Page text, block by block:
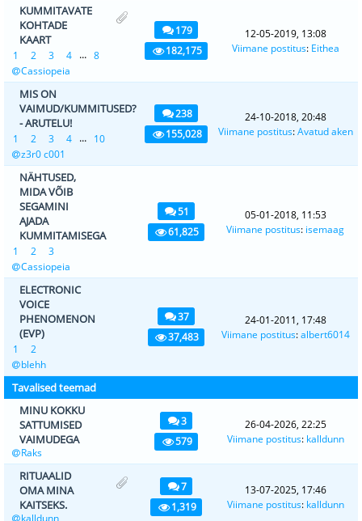
KUMMITAVATE
KOHTADE
KAART
1 2 3 4 ... 8
Cassiopeia
179
182,175
12-05-2019, 13:08
Viimane postitus: Eithea
MIS ON
VAIMUD/KUMMITUSED?
- ARUTELU!
1 2 3 4 ... 10
z3r0 c001
238
155,028
24-10-2018, 20:48
Viimane postitus:Avatud aken
NÄHTUSED,
MIDA VÕIB
SEGAMINI
AJADA
KUMMITAMISEGA
1 2
3
Cassiopeia
51
61,825
05-01-2018, 11:53
Viimane postitus: isemaag
ELECTRONIC
VOICE
PHENOMENON
(EVP)
1
2
blehh
37
37,483
24-01-2011, 17:48
Viimane postitus:albert6014
Tavalised teemad
MINU KOKKU
SATTUMISED
VAIMUDEGA
Raks
3
579
26-04-2026, 22:25
Viimane postitus: kalldunn
RITUAALID
OMA MINA
KAITSEKS.
kalldunn
7
1,319
13-07-2025, 17:46
Viimane postitus: kalldunn